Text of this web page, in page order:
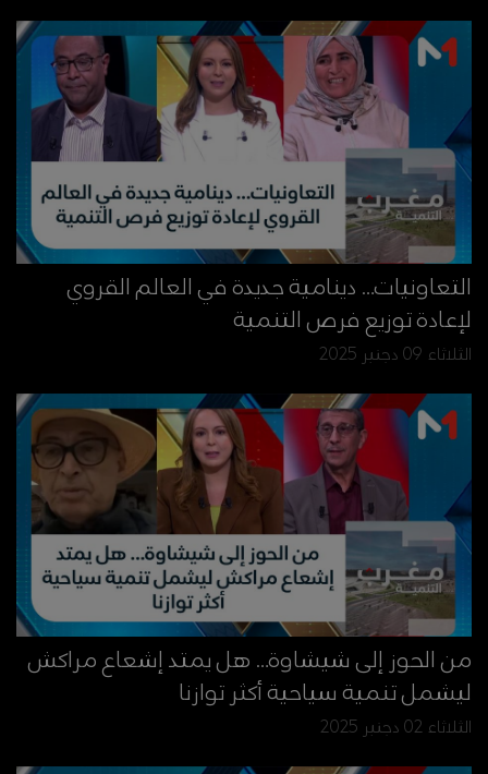
التعاونيات… دينامية جديدة في العالم القروي
لإعادة توزيع فرص التنمية
الثلاثاء 09 دجنبر 2025
من الحوز إلى شيشاوة… هل يمتد إشعاع مراكش
ليشمل تنمية سياحية أكثر توازنا
الثلاثاء 02 دجنبر 2025